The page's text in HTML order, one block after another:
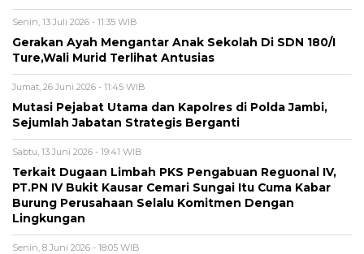
Senin, 13 Juli 2026 - 11:35 WIB
Gerakan Ayah Mengantar Anak Sekolah Di SDN 180/I
Ture,Wali Murid Terlihat Antusias
Jumat, 26 Juni 2026 - 11:45 WIB
Mutasi Pejabat Utama dan Kapolres di Polda Jambi,
Sejumlah Jabatan Strategis Berganti
Sabtu, 13 Juni 2026 - 19:41 WIB
Terkait Dugaan Limbah PKS Pengabuan Reguonal IV,
PT.PN IV Bukit Kausar Cemari Sungai Itu Cuma Kabar
Burung Perusahaan Selalu Komitmen Dengan
Lingkungan
Senin, 8 Juni 2026 - 18:05 WIB